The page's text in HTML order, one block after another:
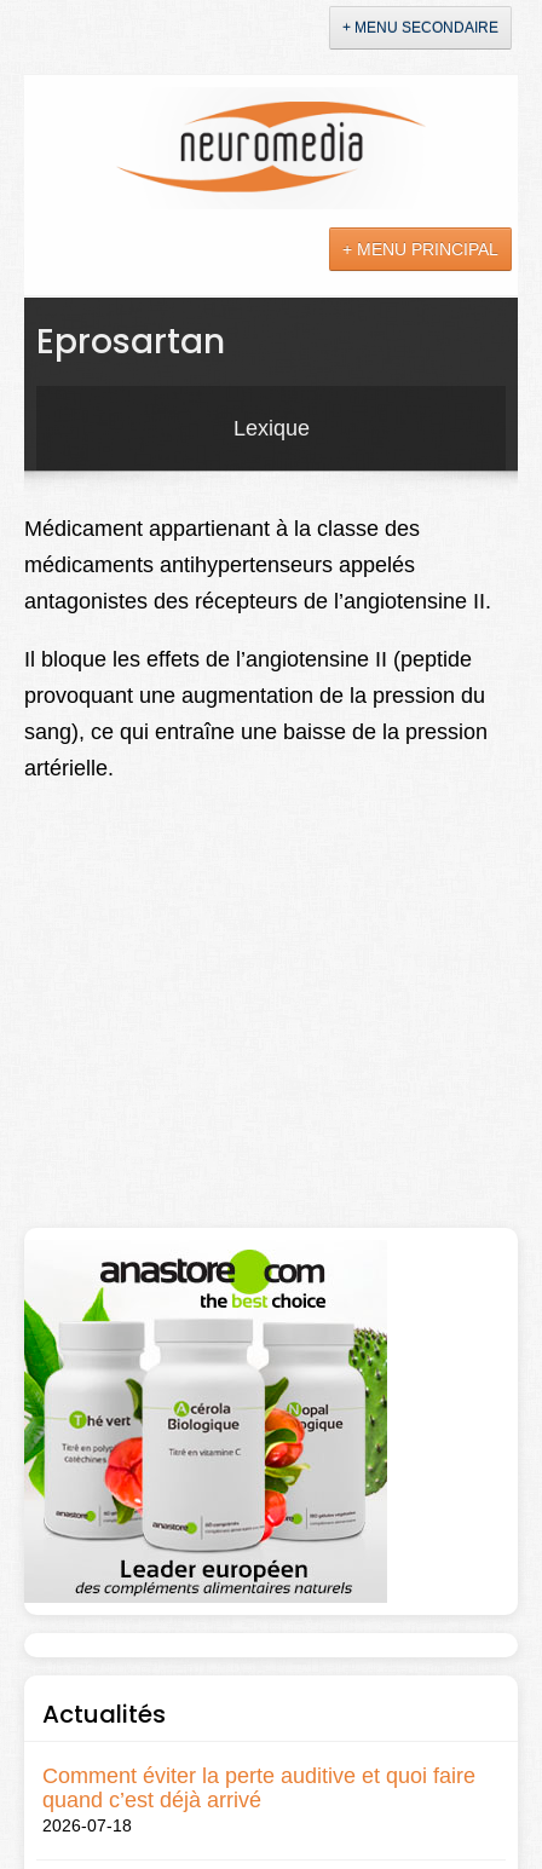
+ MENU SECONDAIRE
+ MENU PRINCIPAL
Actualités
Soins
Droit
Lexique
Better Health
Eprosartan
Lexique
Médicament appartienant à la classe des
médicaments antihypertenseurs appelés
antagonistes des récepteurs de l’angiotensine II.
Il bloque les effets de l’angiotensine II (peptide
provoquant une augmentation de la pression du
sang), ce qui entraîne une baisse de la pression
artérielle.
Actualités
Comment éviter la perte auditive et quoi faire
quand c’est déjà arrivé
2026-07-18